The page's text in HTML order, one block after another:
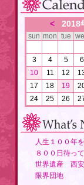
< 2018
sun mon tue
3
4 5 6
10
11 12
17
18 19
24
25 26
人生１００年
８００日待っ
世界遺産 西安
限界団地